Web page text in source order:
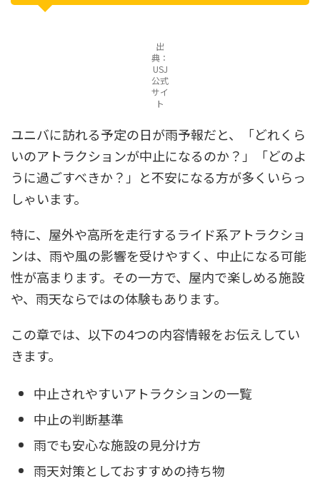
出
典：
USJ
公式
サイ
ト
ユニバに訪れる予定の日が雨予報だと、「どれくら
いのアトラクションが中止になるのか？」「どのよ
うに過ごすべきか？」と不安になる方が多くいらっ
しゃいます。
特に、屋外や高所を走行するライド系アトラクショ
ンは、雨や風の影響を受けやすく、中止になる可能
性が高まります。その一方で、屋内で楽しめる施設
や、雨天ならではの体験もあります。
この章では、以下の4つの内容情報をお伝えしてい
きます。
中止されやすいアトラクションの一覧
中止の判断基準
雨でも安心な施設の見分け方
雨天対策としておすすめの持ち物